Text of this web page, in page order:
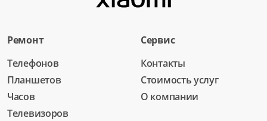
Ремонт
Телефонов
Планшетов
Часов
Телевизоров
Сервис
Контакты
Стоимость услуг
О компании